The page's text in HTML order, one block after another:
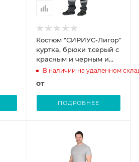
Костюм "СИРИУС-Лигор"
куртка, брюки т.серый с
красным и черным и
СОП 50мм
В наличии на удаленном
от
ПОДРОБНЕЕ